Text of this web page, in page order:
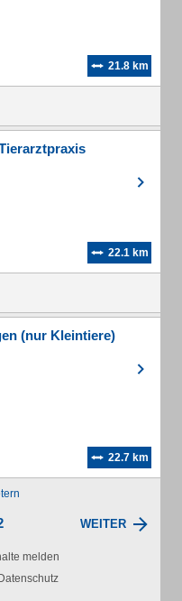
21.8 km
22.1 km
(nur Kleintiere)
22.7 km
WEITER
melden
Datenschutz